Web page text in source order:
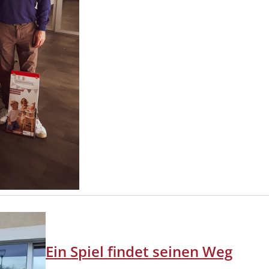
Ein Spiel findet seinen Weg